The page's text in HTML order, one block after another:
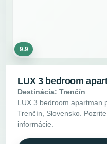
9.9
LUX 3 bedroom
Destinácia: Trenčín
LUX 3 bedroom apartman
Trenčín, Slovensko.
informácie.